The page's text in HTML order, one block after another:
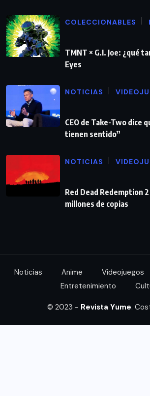
COLECCIONABLES
TMNT × G.I. Joe: ¿qué
Eyes
NOTICIAS
CEO de Take-Two dice
tienen sentido”
NOTICIAS
Red Dead Redemption
millones de copias
Noticias Anime Videojuegos
Entretenimiento
© 2023 - Revista Yume.